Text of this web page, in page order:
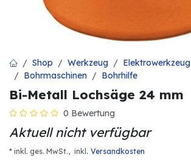
Shop Werkzeug
Elektrowerkzeug
Bohrmaschinen
Bohrhilfe
Bi-Metall Lochsäge 24 mm
0 Bewertung
Aktuell nicht verfügbar
* inkl. ges. MwSt., inkl . Versandkosten